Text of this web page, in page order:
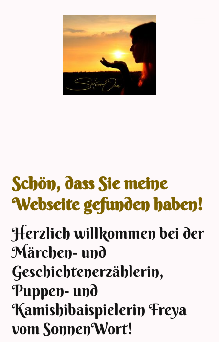
Schön, dass Sie meine
Webseite gefunden haben!
Herzlich willkommen bei der
Märchen- und
Geschichtenerzählerin,
Puppen- und
Kamishibaispielerin Freya
vom SonnenWort!